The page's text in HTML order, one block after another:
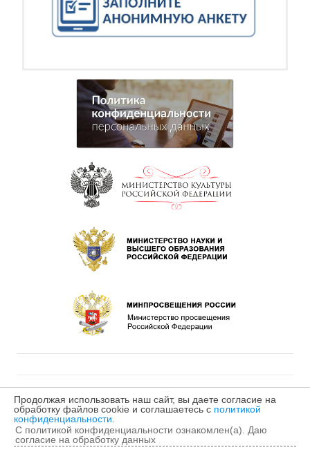
©2025 МБУДО «Детская музыкальная школа № 2»
Политика конфиденциальности
Продолжая использовать наш сайт, вы даете согласие на
обработку файлов cookie и соглашаетесь с политикой
конфиденциальности
С политикой конфиденциальности ознакомлен(а). Даю
согласие на обработку данных